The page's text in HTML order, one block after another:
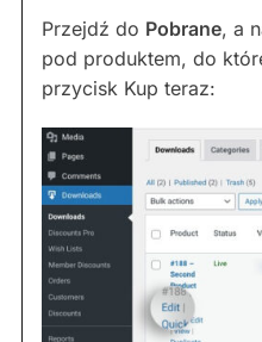
Przejdź do Pobrane, a
pod produktem, do
przycisk Kup teraz: